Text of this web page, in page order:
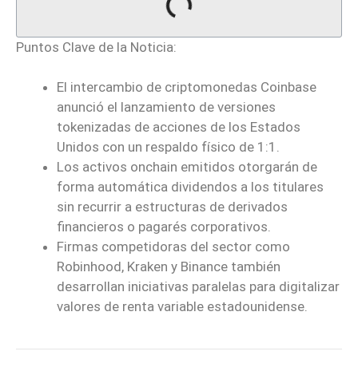
Puntos Clave de la Noticia:
El intercambio de criptomonedas Coinbase
anunció el lanzamiento de versiones
tokenizadas de acciones de los Estados
Unidos con un respaldo físico de 1:1.
Los activos onchain emitidos otorgarán de
forma automática dividendos a los titulares
sin recurrir a estructuras de derivados
financieros o pagarés corporativos.
Firmas competidoras del sector como
Robinhood, Kraken y Binance también
desarrollan iniciativas paralelas para digitalizar
valores de renta variable estadounidense.